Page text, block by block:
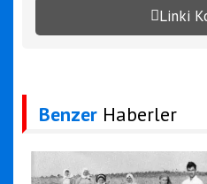
Linki
Benzer Haberler